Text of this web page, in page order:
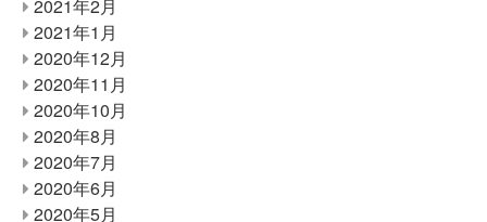
2021年2月
2021年1月
2020年12月
2020年11月
2020年10月
2020年8月
2020年7月
2020年6月
2020年5月